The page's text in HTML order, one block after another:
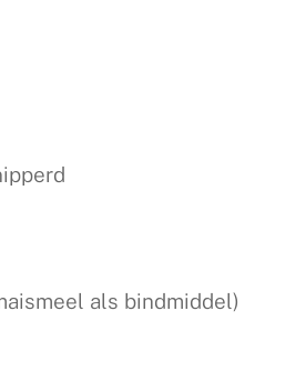
als bindmiddel)